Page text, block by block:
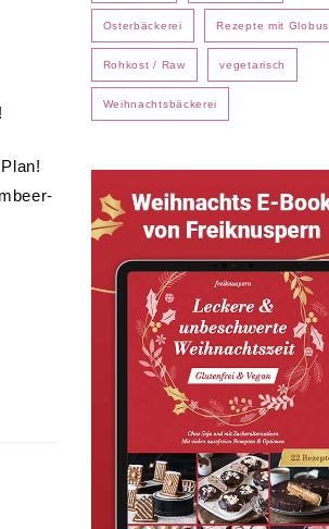
Osterbäckerei Rezepte mit Globus
Rohkost / Raw vegetarisch
Weihnachtsbäckerei